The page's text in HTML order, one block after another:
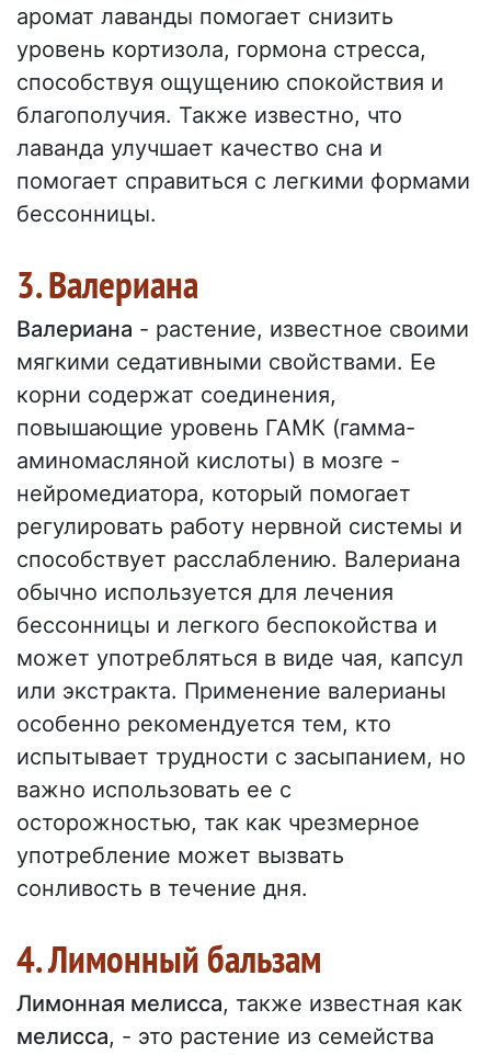
аромат лаванды помогает снизить
уровень кортизола, гормона стресса,
способствуя ощущению спокойствия и
благополучия. Также известно, что
лаванда улучшает качество сна и
помогает справиться с легкими формами
бессонницы.
3. Валериана
Валериана - растение, известное своими
мягкими седативными свойствами. Ее
корни содержат соединения,
повышающие уровень ГАМК (гамма-
аминомасляной кислоты) в мозге -
нейромедиатора, который помогает
регулировать работу нервной системы и
способствует расслаблению. Валериана
обычно используется для лечения
бессонницы и легкого беспокойства и
может употребляться в виде чая, капсул
или экстракта. Применение валерианы
особенно рекомендуется тем, кто
испытывает трудности с засыпанием, но
важно использовать ее с
осторожностью, так как чрезмерное
употребление может вызвать
сонливость в течение дня.
4. Лимонный бальзам
Лимонная мелисса, также известная как
мелисса, - это растение из семейства